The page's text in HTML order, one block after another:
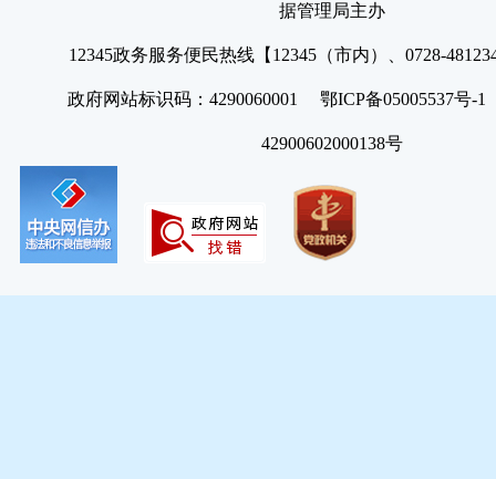
据管理局主办
12345政务服务便民热线【12345（市内）、0728-
政府网站标识码：4290060001 鄂ICP备05005537号
42900602000138号